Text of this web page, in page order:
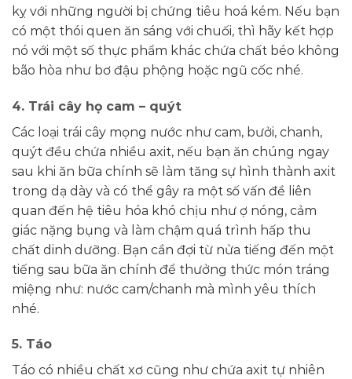
kỵ với những người bị chứng tiêu hoá kém. Nếu bạn
có một thói quen ăn sáng với chuối, thì hãy kết hợp
nó với một số thực phẩm khác chứa chất béo không
bão hòa như bơ đậu phộng hoặc ngũ cốc nhé.
4. Trái cây họ cam – quýt
Các loại trái cây mọng nước như cam, bưởi, chanh,
quýt đều chứa nhiều axit, nếu bạn ăn chúng ngay
sau khi ăn bữa chính sẽ làm tăng sự hình thành axit
trong dạ dày và có thể gây ra một số vấn đề liên
quan đến hệ tiêu hóa khó chịu như ợ nóng, cảm
giác nặng bụng và làm chậm quá trình hấp thu
chất dinh dưỡng. Bạn cần đợi từ nửa tiếng đến một
tiếng sau bữa ăn chính để thưởng thức món tráng
miệng như: nước cam/chanh mà mình yêu thích
nhé.
5. Táo
Táo có nhiều chất xơ cũng như chứa axit tự nhiên